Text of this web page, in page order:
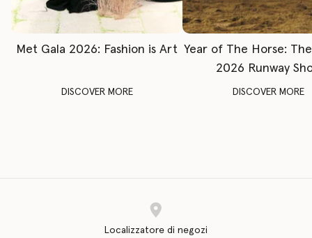
Met Gala 2026: Fashion is Art
DISCOVER MORE
Year of The Horse:
2026 Runway
DISCOVER MORE
Localizzatore di negozi